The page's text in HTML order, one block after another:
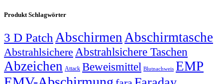
Produkt Schlagwörter
3 D Patch AbschirmenAbschirmtasche
Abstrahlsichere Abstrahlsichere Taschen
Abzeichen Attack Beweismittel Blutnachweis EMP